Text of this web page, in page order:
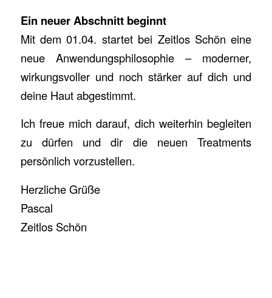
Ein neuer Abschnitt beginnt
Mit dem 01.04. startet bei Zeitlos Schön eine
neue Anwendungsphilosophie – moderner,
wirkungsvoller und noch stärker auf dich und
deine Haut abgestimmt.
Ich freue mich darauf, dich weiterhin begleiten
zu dürfen und dir die neuen Treatments
persönlich vorzustellen.
Herzliche Grüße
Pascal
Zeitlos Schön